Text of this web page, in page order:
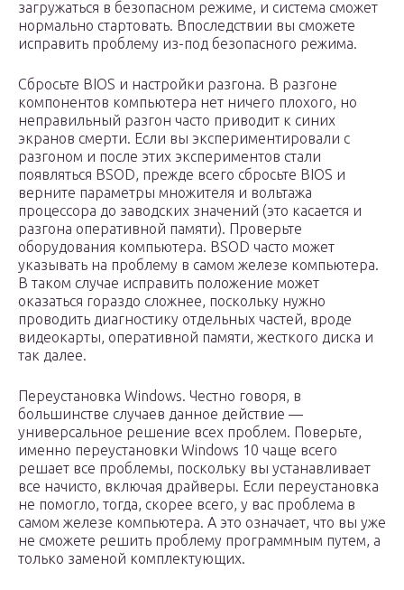
загружаться в безопасном режиме, и система сможет
нормально стартовать. Впоследствии вы сможете
исправить проблему из-под безопасного режима.
Сбросьте BIOS и настройки разгона. В разгоне
компонентов компьютера нет ничего плохого, но
неправильный разгон часто приводит к синих
экранов смерти. Если вы экспериментировали с
разгоном и после этих экспериментов стали
появляться BSOD, прежде всего сбросьте BIOS и
верните параметры множителя и вольтажа
процессора до заводских значений (это касается и
разгона оперативной памяти). Проверьте
оборудования компьютера. BSOD часто может
указывать на проблему в самом железе компьютера.
В таком случае исправить положение может
оказаться гораздо сложнее, поскольку нужно
проводить диагностику отдельных частей, вроде
видеокарты, оперативной памяти, жесткого диска и
так далее.
Переустановка Windows. Честно говоря, в
большинстве случаев данное действие —
универсальное решение всех проблем. Поверьте,
именно переустановки Windows 10 чаще всего
решает все проблемы, поскольку вы устанавливает
все начисто, включая драйверы. Если переустановка
не помогло, тогда, скорее всего, у вас проблема в
самом железе компьютера. А это означает, что вы уже
не сможете решить проблему программным путем, а
только заменой комплектующих.